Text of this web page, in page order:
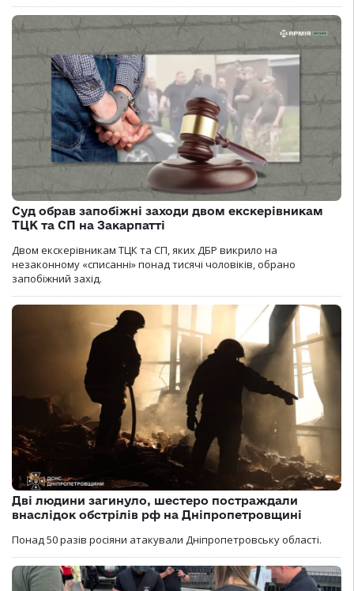
Суд обрав запобіжні заходи двом екскерівникам
ТЦК та СП на Закарпатті
Двом екскерівникам ТЦК та СП, яких ДБР викрило на
незаконному «списанні» понад тисячі чоловіків, обрано
запобіжний захід.
Дві людини загинуло, шестеро постраждали
внаслідок обстрілів рф на Дніпропетровщині
Понад 50 разів росіяни атакували Дніпропетровську області.